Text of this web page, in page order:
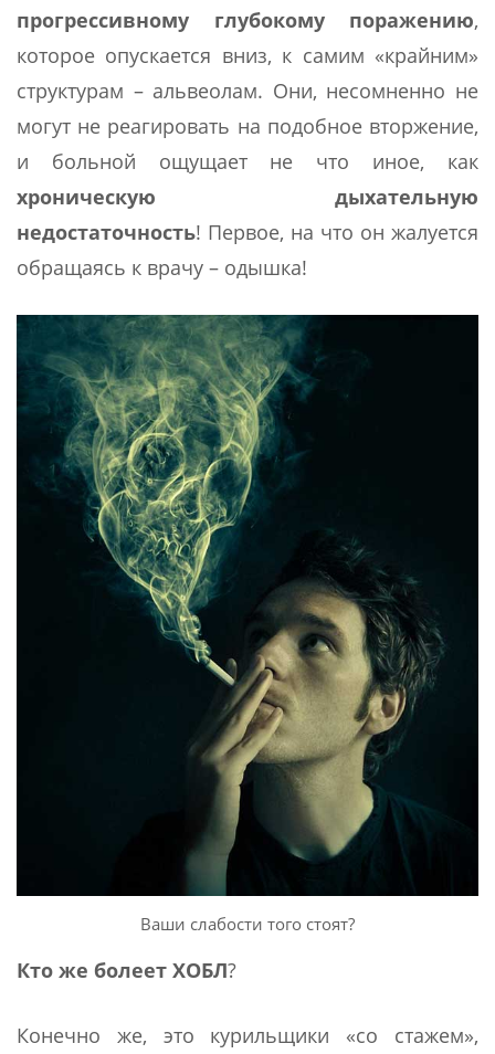
прогрессивному глубокому поражению,
которое опускается вниз, к самим «крайним»
структурам – альвеолам. Они, несомненно не
могут не реагировать на подобное вторжение,
и больной ощущает не что иное, как
хроническую дыхательную
недостаточность! Первое, на что он жалуется
обращаясь к врачу – одышка!
Ваши слабости того стоят?
Кто же болеет ХОБЛ?
Конечно же, это курильщики «со стажем»,